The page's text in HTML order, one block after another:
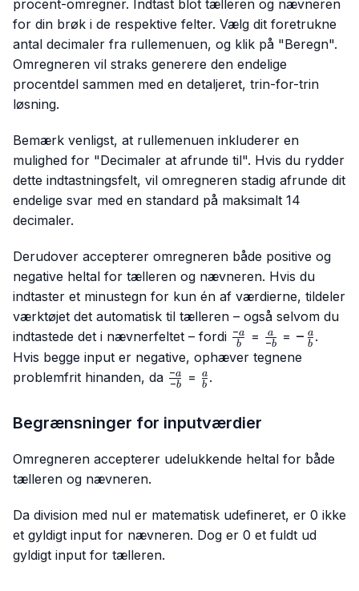
procent-omregner. Indtast blot tælleren og nævneren
for din brøk i de respektive felter. Vælg dit foretrukne
antal decimaler fra rullemenuen, og klik på "Beregn".
Omregneren vil straks generere den endelige
procentdel sammen med en detaljeret, trin-for-trin
løsning.
Bemærk venligst, at rullemenuen inkluderer en
mulighed for "Decimaler at afrunde til". Hvis du rydder
dette indtastningsfelt, vil omregneren stadig afrunde dit
endelige svar med en standard på maksimalt 14
decimaler.
Derudover accepterer omregneren både positive og
negative heltal for tælleren og nævneren. Hvis du
indtaster et minustegn for kun én af værdierne, tildeler
værktøjet det automatisk til tælleren – også selvom du
indtastede det i nævnerfeltet – fordi \frac{-
a}{b}
b
−a = \frac{a}
{-b}
−b
a = -
\frac{a}
− b
a .
Hvis begge input er negative, ophæver tegnene
problemfrit hinanden, da \frac{-
a}{-b}
−b
−a = \frac{a}
{b}
b
a .
Begrænsninger for inputværdier
Omregneren accepterer udelukkende heltal for både
tælleren og nævneren.
Da division med nul er matematisk udefineret, er 0 ikke
et gyldigt input for nævneren. Dog er 0 et fuldt ud
gyldigt input for tælleren.